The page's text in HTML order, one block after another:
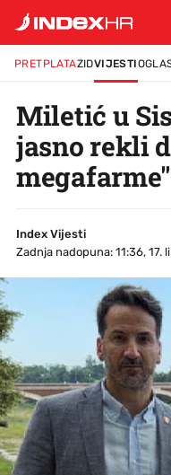
PRETPLATAZIDVIJESTI
Miletić u
jasno rekli
megafarme"
Index Vijesti
Zadnja nadopuna: 11:36, 17.